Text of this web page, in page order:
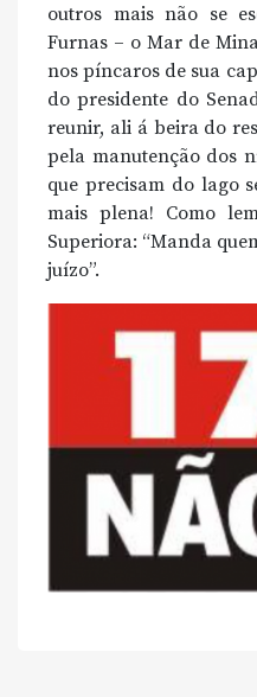
outros mais não se
Furnas – o Mar de
nos píncaros de sua
do presidente do
reunir, ali á beira do
pela manutenção dos
que precisam do lago
mais plena! Como
Superiora: “Manda
juízo”.